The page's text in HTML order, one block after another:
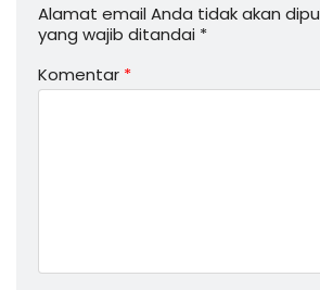
Alamat email Anda tidak akan
yang wajib ditandai *
Komentar *